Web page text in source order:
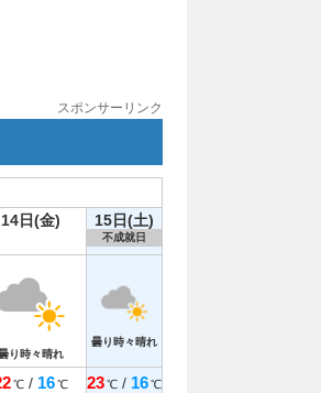
スポンサーリンク
14日(金) 15日(土)
不成就日
り時々晴れ
曇り時々晴れ
℃/ 16 ℃ 23℃ / 16℃